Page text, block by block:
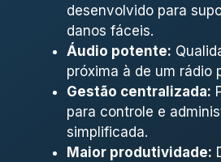
desenvolvido para
danos fáceis.
Áudio potente:
próxima à de um rádio
Gestão centralizada:
para controle e
simplificada.
Maior produtividade: